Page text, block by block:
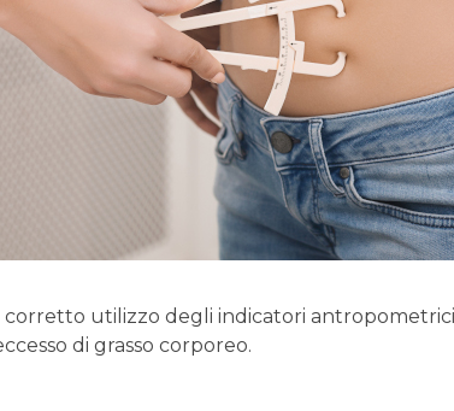
corretto utilizzo degli indicatori
di grasso corporeo.